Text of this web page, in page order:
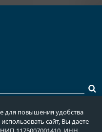
для повышения удобства
сайт, Вы даете